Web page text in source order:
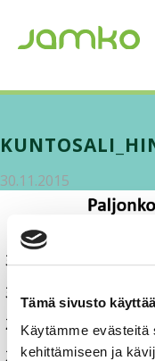
Tämä sivusto
Käytämme
kehittämiseen ja
30.11.2015